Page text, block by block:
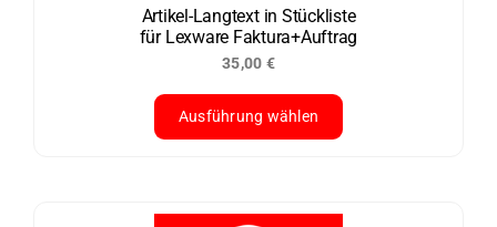
der
Produktseite
werden
Artikel-Langtext in Stückliste
für Lexware Faktura+Auftrag
35,00 €
Ausführung wählen
weist